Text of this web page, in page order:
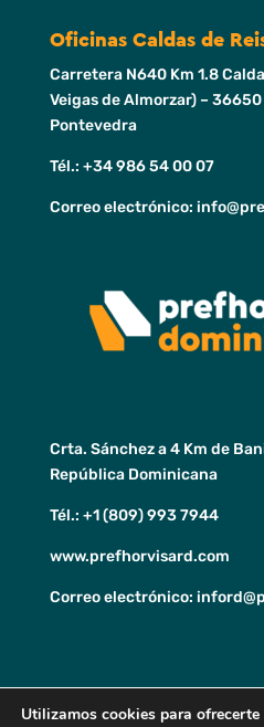
Oficinas Caldas de
Carretera N640 Km 1.8
Veigas de Almorzar) – 36650
Pontevedra
Tél.: +34 986 54 00 07
Correo electrónico:
Crta. Sánchez a 4 Km de
República Dominicana
Tél.: +1 (809) 993 7944
www.prefhorvisard.com
Correo electrónico:
Utilizamos cookies para